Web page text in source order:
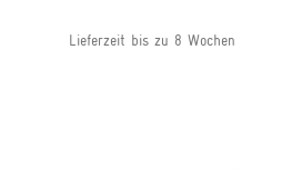
Lieferzeit bis zu 8 Wochen